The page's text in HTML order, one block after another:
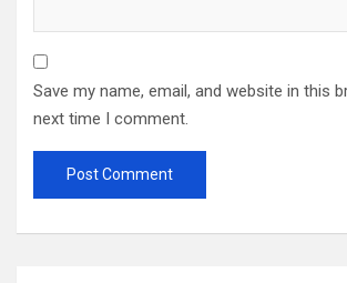
Save my name, email, and website in this
next time I comment.